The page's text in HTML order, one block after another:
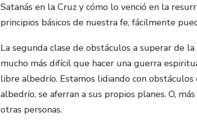
Satanás en la Cruz y cómo lo venció en la
principios básicos de nuestra fe, fácilmente
La segunda clase de obstáculos a superar de
mucho más difícil que hacer una guerra
libre albedrío. Estamos lidiando con
albedrío, se aferran a sus propios planes. O,
otras personas.